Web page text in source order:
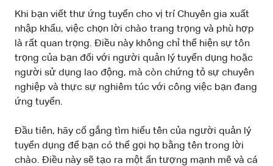
Khi bạn viết thư ứng tuyển cho vị trí Chuyên gia xuất
nhập khẩu, việc chọn lời chào trang trọng và phù hợp
là rất quan trọng. Điều này không chỉ thể hiện sự tôn
trọng của bạn đối với người quản lý tuyển dụng hoặc
người sử dụng lao động, mà còn chứng tỏ sự chuyên
nghiệp và thực sự nghiêm túc với công việc bạn đang
ứng tuyển.
Đầu tiên, hãy cố gắng tìm hiểu tên của người quản lý
tuyển dụng để bạn có thể gọi họ bằng tên trong lời
chào. Điều này sẽ tạo ra một ấn tượng mạnh mẽ và cá